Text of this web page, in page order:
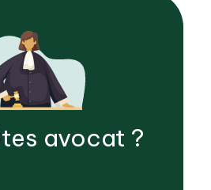
avocat ?